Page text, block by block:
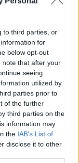
to third parties, or
for
below opt-out
note that after your
seeing
utilized by
parties prior to
of the further
third parties on the
information may
the IAB’s List of
disclose it to other
ellátva.
652 EZER
tavaly nem, idén
házat.
ALELNÖK
12
tradíciója, családi